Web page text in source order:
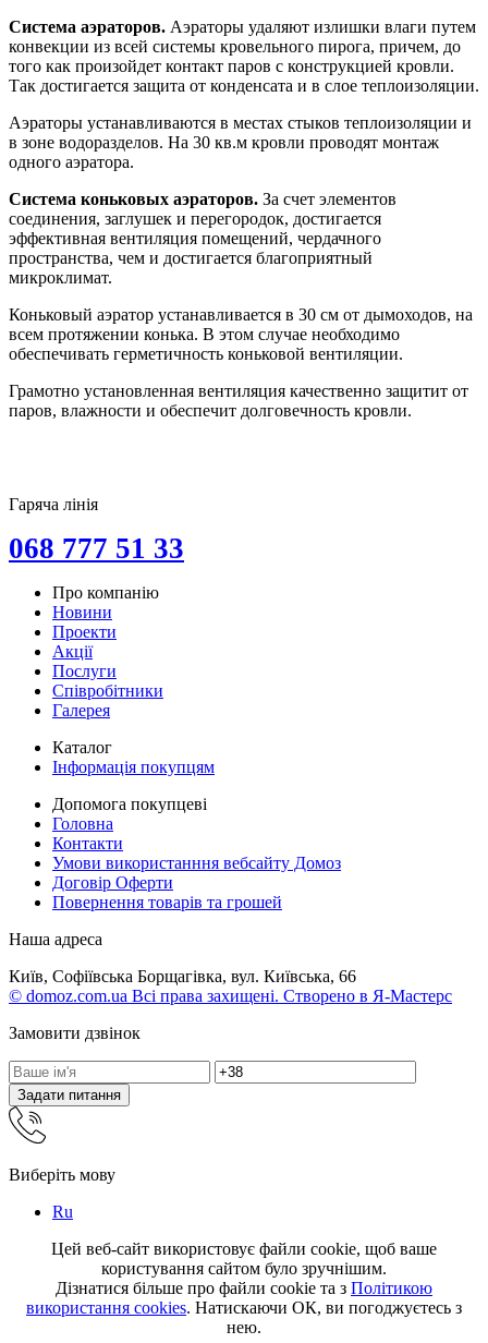
Система аэраторов. Аэраторы удаляют излишки влаги путем
конвекции из всей системы кровельного пирога, причем, до
того как произойдет контакт паров с конструкцией кровли.
Так достигается защита от конденсата и в слое теплоизоляции.
Аэраторы устанавливаются в местах стыков теплоизоляции и
в зоне водоразделов. На 30 кв.м кровли проводят монтаж
одного аэратора.
Система коньковых аэраторов. За счет элементов
соединения, заглушек и перегородок, достигается
эффективная вентиляция помещений, чердачного
пространства, чем и достигается благоприятный
микроклимат.
Коньковый аэратор устанавливается в 30 см от дымоходов, на
всем протяжении конька. В этом случае необходимо
обеспечивать герметичность коньковой вентиляции.
Грамотно установленная вентиляция качественно защитит от
паров, влажности и обеспечит долговечность кровли.
Гаряча лінія
068 777 51 33
Про компанію
Новини
Проекти
Акції
Послуги
Співробітники
Галерея
Каталог
Інформація покупцям
Допомога покупцеві
Головна
Контакти
Умови використанння вебсайту Домоз
Договір Оферти
Повернення товарів та грошей
Наша адреса
Київ, Софіївська Борщагівка, вул. Київська, 66
© domoz.com.ua Всі права захищені. Створено в Я-Мастерс
Замовити дзвінок
Задати питання
Виберіть мову
Ru
Цей веб-сайт використовує файли cookie, щоб ваше
користування сайтом було зручнішим.
Дізнатися більше про файли cookie та з Політикою
використання cookies. Натискаючи ОК, ви погоджуєтесь з
нею.